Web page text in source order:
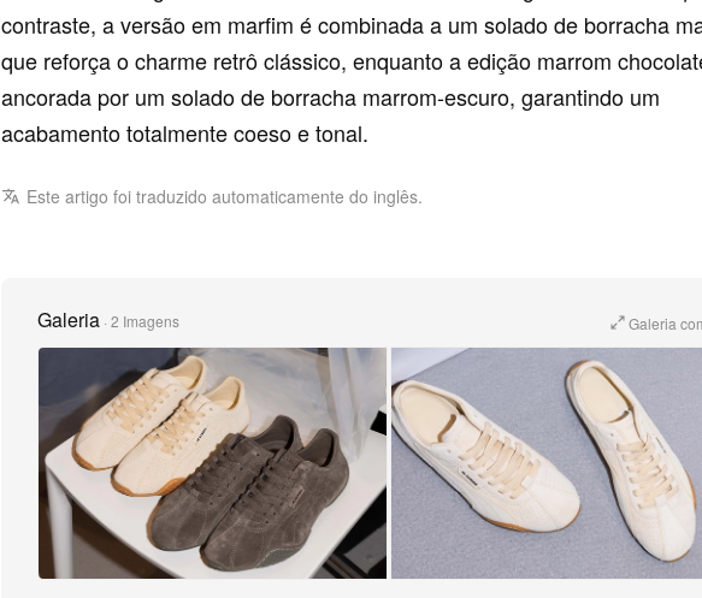
contraste, a versão em marfim é combinada a um solado de borracha
que reforça o charme retrô clássico, enquanto a edição marrom
ancorada por um solado de borracha marrom-escuro, garantindo um
acabamento totalmente coeso e tonal.
Este artigo foi traduzido automaticamente do inglês.
Galeria · 2 Imagens Galeria